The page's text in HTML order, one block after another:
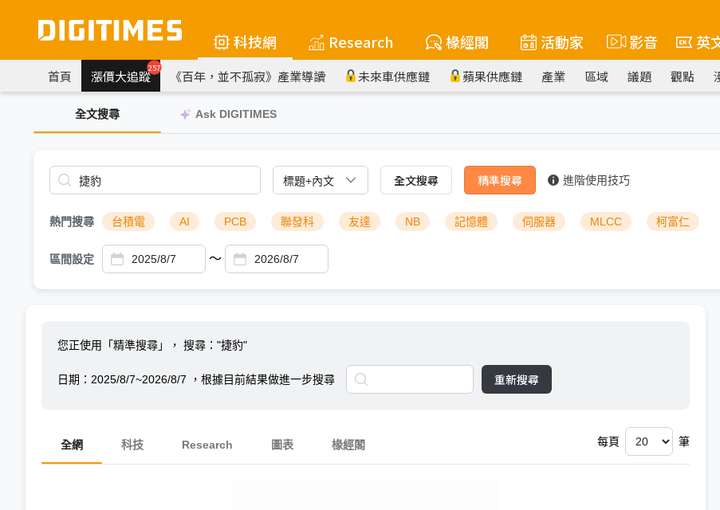
科技網 Research 椽經閣 活動家 影音 英
首頁 漲價大追蹤257 《百年，並不孤寂》產業導讀 未來車供應鏈 蘋果供應鏈 產業 區域 議題 觀點
全文搜尋 Ask DIGITIMES
全文搜尋 精準搜尋 進階使用技巧
熱門搜尋 台積電 AI PCB 聯發科 友達 NB 記憶體 伺服器 MLCC 柯富仁
區間設定 ～
您正使用「精準搜尋」， 搜尋："捷豹"
日期： 2025/8/7~2026/8/7 ，根據目前結果做進一步搜尋 重新搜尋
全網 科技 Research 圖表 椽經閣 每頁 筆